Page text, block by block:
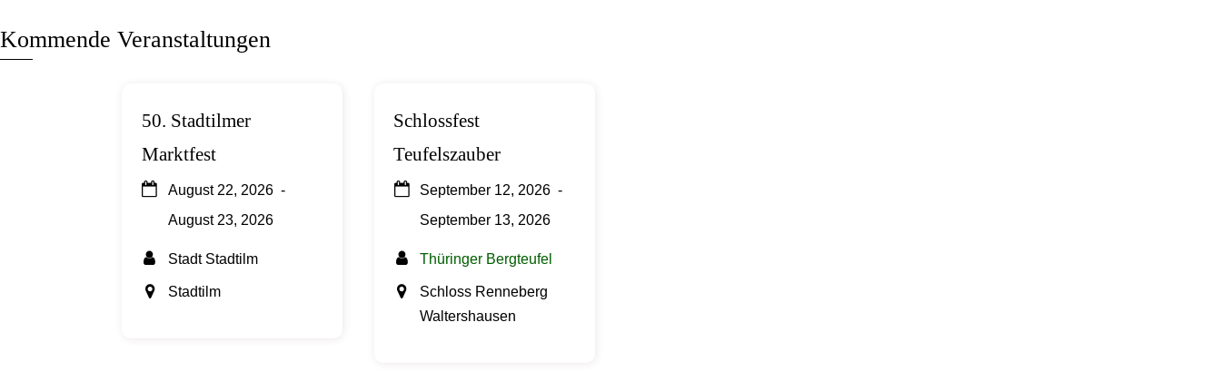
Kommende Veranstaltungen
50. Stadtilmer
Marktfest
August 22, 2026 -
August 23, 2026
Stadt Stadtilm
Stadtilm
Schlossfest
Teufelszauber
September 12, 2026 -
September 13, 2026
Thüringer Bergteufel
Schloss Renneberg
Waltershausen